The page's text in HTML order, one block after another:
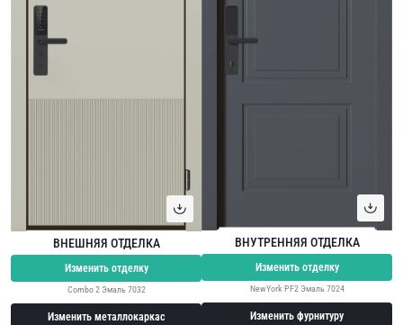
ВНЕШНЯЯ ОТДЕЛКА
Изменить отделку
Combo 2 Эмаль 7032
Изменить металлокаркас
ВНУТРЕННЯЯ ОТДЕЛКА
Изменить отделку
NewYork PF2 Эмаль 7024
Изменить фурнитуру